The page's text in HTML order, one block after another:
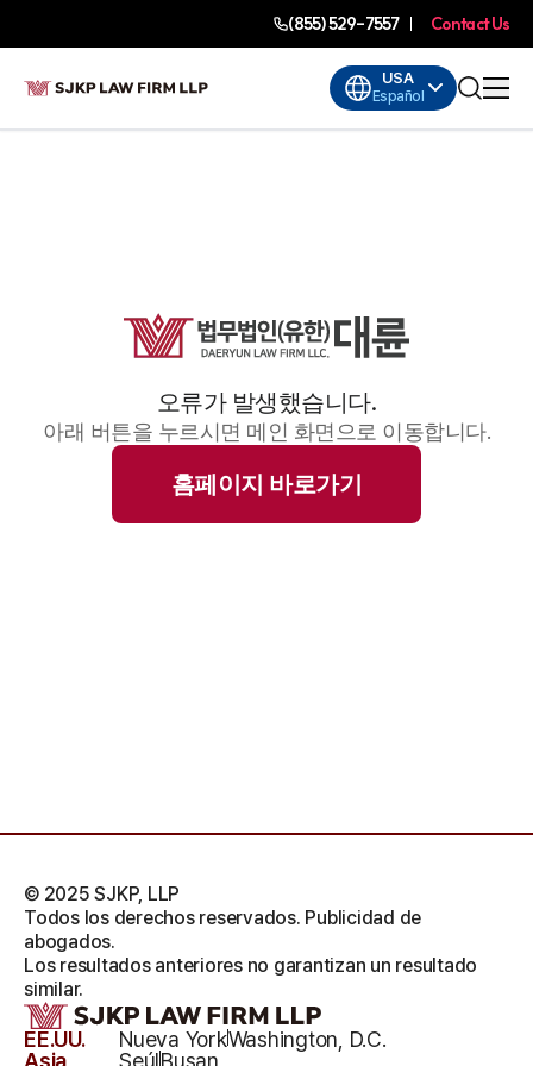
(855) 529-7557 Contact Us
USA
Español
오류가 발생했습니다.
아래 버튼을 누르시면 메인 화면으로 이동합니다.
홈페이지 바로가기
EE.UU. Nueva YorkWashington, D.C.
© 2025 SJKP, LLP
Todos los derechos reservados. Publicidad de
abogados.
Los resultados anteriores no garantizan un resultado
similar.